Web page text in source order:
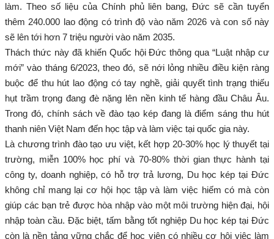
làm. Theo số liệu của Chính phủ liên bang, Đức sẽ cần tuyển thêm
240.000 lao động có trình độ vào năm 2026 và con số này sẽ lên
tới hơn 7 triệu người vào năm 2035.
Thách thức này đã khiến Quốc hội Đức thông qua “Luật nhập cư
mới” vào tháng 6/2023, theo đó, sẽ nới lỏng nhiều điều kiện ràng
buộc để thu hút lao động có tay nghề, giải quyết tình trạng thiếu
hụt trầm trọng đang đè nặng lên nền kinh tế hàng đầu Châu Âu.
Trong đó, chính sách về đào tạo kép đang là điểm sáng thu hút
thanh niên Việt Nam đến học tập và làm việc tại quốc gia này.
Là chương trình đào tạo ưu việt, kết hợp 20-30% học lý thuyết tại
trường, miễn 100% học phí và 70-80% thời gian thực hành tại
công ty, doanh nghiệp, có hỗ trợ trả lương, Du học kép tại Đức
không chỉ mang lại cơ hội học tập và làm việc hiếm có mà còn
giúp các bạn trẻ được hòa nhập vào một môi trường hiện đại, hội
nhập toàn cầu. Đặc biệt, tấm bằng tốt nghiệp Du học kép tại Đức
còn là nền tảng vững chắc để học viên có nhiều cơ hội viêc làm